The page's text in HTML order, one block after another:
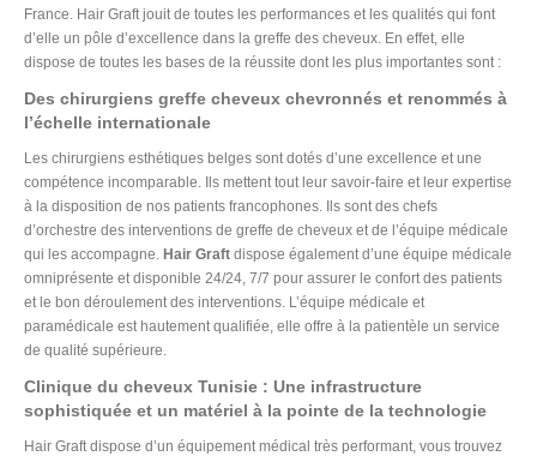
France. Hair Graft jouit de toutes les performances et les qualités qui font
d’elle un pôle d’excellence dans la greffe des cheveux. En effet, elle
dispose de toutes les bases de la réussite dont les plus importantes sont :
Des chirurgiens greffe cheveux chevronnés et renommés à
l’échelle internationale
Les chirurgiens esthétiques belges sont dotés d’une excellence et une
compétence incomparable. Ils mettent tout leur savoir-faire et leur expertise
à la disposition de nos patients francophones. Ils sont des chefs
d’orchestre des interventions de greffe de cheveux et de l’équipe médicale
qui les accompagne. Hair Graft dispose également d’une équipe médicale
omniprésente et disponible 24/24, 7/7 pour assurer le confort des patients
et le bon déroulement des interventions. L’équipe médicale et
paramédicale est hautement qualifiée, elle offre à la patientèle un service
de qualité supérieure.
Clinique du cheveux Tunisie : Une infrastructure
sophistiquée et un matériel à la pointe de la technologie
Hair Graft dispose d’un équipement médical très performant, vous trouvez